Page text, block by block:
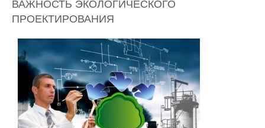
ВАЖНОСТЬ ЭКОЛОГИЧЕСКОГО
ПРОЕКТИРОВАНИЯ